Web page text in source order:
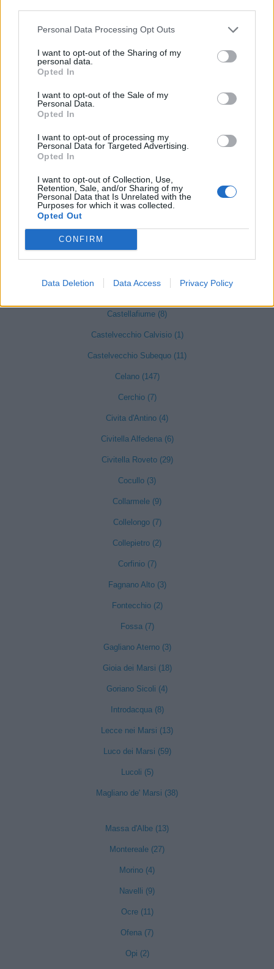
Personal Data Processing Opt Outs
I want to opt-out of the Sharing of my
personal data.
Opted In
I want to opt-out of the Sale of my
Personal Data.
Opted In
I want to opt-out of processing my
Personal Data for Targeted Advertising.
Opted In
I want to opt-out of Collection, Use,
Retention, Sale, and/or Sharing of my
Personal Data that Is Unrelated with the
Purposes for which it was collected.
Opted Out
CONFIRM
Data Deletion Data Access Privacy Policy
Campotosto (4)
Canistro (6)
Capestrano (11)
Capitignano (7)
Caporciano (2)
Cappadocia (5)
Carapelle Calvisio (2)
Castel del Monte (8)
Castellafiume (8)
Castelvecchio Calvisio (1)
Castelvecchio Subequo (11)
Celano (147)
Cerchio (7)
Civita d'Antino (4)
Civitella Alfedena (6)
Civitella Roveto (29)
Cocullo (3)
Collarmele (9)
Collelongo (7)
Collepietro (2)
Corfinio (7)
Fagnano Alto (3)
Fontecchio (2)
Fossa (7)
Gagliano Aterno (3)
Gioia dei Marsi (18)
Goriano Sicoli (4)
Introdacqua (8)
Lecce nei Marsi (13)
Luco dei Marsi (59)
Lucoli (5)
Magliano de' Marsi (38)
Massa d'Albe (13)
Montereale (27)
Morino (4)
Navelli (9)
Ocre (11)
Ofena (7)
Opi (2)